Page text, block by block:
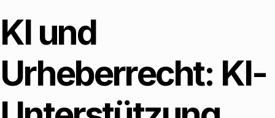
KI und
Urheberrecht: KI-